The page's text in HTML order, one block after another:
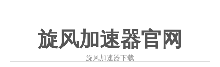
旋风加速器官网
旋风加速器下载